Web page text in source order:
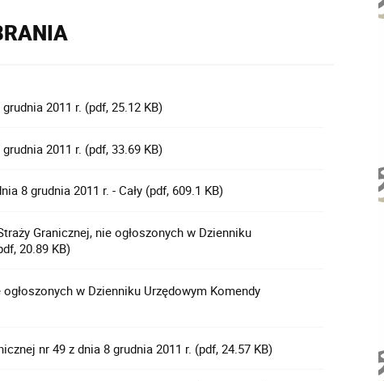
2011 r. (pdf, 25.12 KB)
2011 r. (pdf, 33.69 KB)
8 grudnia 2011 r. - Cały (pdf, 609.1 KB)
Granicznej, nie ogłoszonych w Dzienniku
20.89 KB)
w Dzienniku Urzędowym Komendy
nr 49 z dnia 8 grudnia 2011 r. (pdf, 24.57 KB)